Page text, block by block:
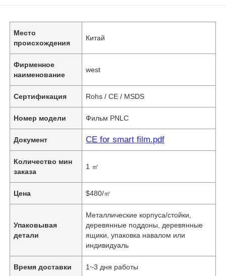
Место
происхождения
Китай
Фирменное
наименование
west
Сертификация Rohs / CE / MSDS
Номер модели Фильм PNLC
Документ CE for smart film.pdf
Количество мин
заказа
1 ㎡
Цена $480/㎡
Упаковывая
детали
Металлические корпуса/стойки,
деревянные поддоны, деревянные
ящики, упаковка навалом или
индивидуаль
Время доставки 1~3 дня работы